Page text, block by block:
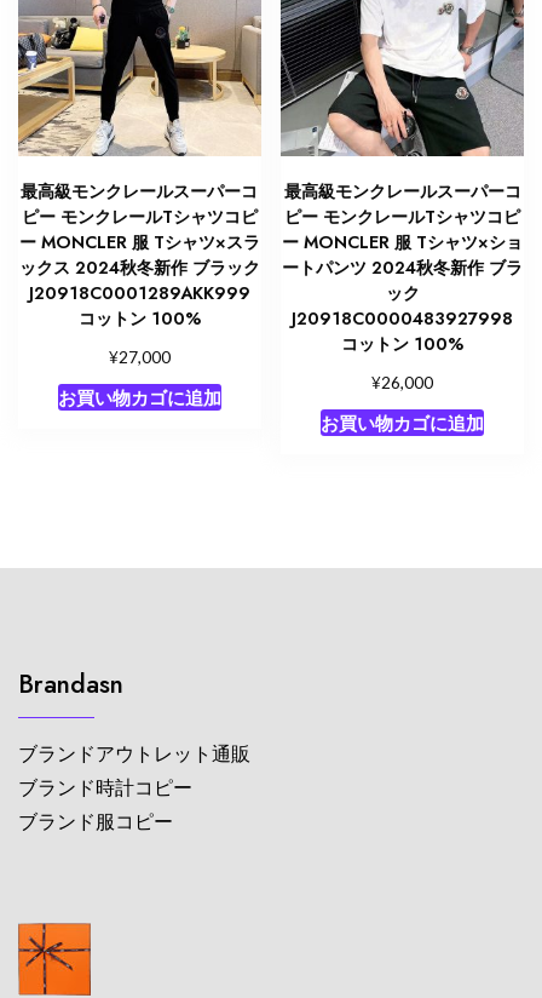
最高級モンクレールスーパーコ
ピー モンクレールTシャツコピ
ー MONCLER 服 Tシャツ×スラ
ックス 2024秋冬新作 ブラック
J20918C0001289AKK999
コットン 100%
¥27,000
お買い物カゴに追加
最高級モンクレールスーパーコ
ピー モンクレールTシャツコピ
ー MONCLER 服 Tシャツ×ショ
ートパンツ 2024秋冬新作 ブラ
ック
J20918C0000483927998
コットン 100%
¥26,000
お買い物カゴに追加
Brandasn
ブランドアウトレット通販
ブランド時計コピー
ブランド服コピー